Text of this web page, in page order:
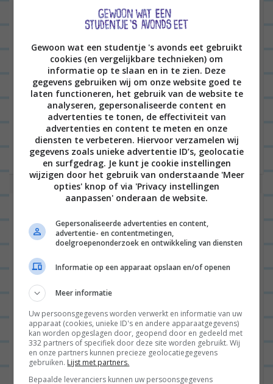
Hallo mooie mensen en welkom bij weer een
blogpost over plaattaart. Plaattaarten zijn helemaal
mijn ding tegenwoordig en dus vind je ze veel
terug op mijn...Lees verder
mozzarella, tomaat en balsamico
Gewoon wat een studentje 's avonds eet gebruikt
cookies (en vergelijkbare technieken) om
informatie op te slaan en in te zien. Deze
gegevens gebruiken wij om onze website goed te
laten functioneren, het gebruik van de website te
analyseren, gepersonaliseerde content en
advertenties te tonen, de effectiviteit van
advertenties en content te meten en onze
diensten te verbeteren. Hiervoor verzamelen wij
gegevens zoals unieke advertentie ID’s, geolocatie
en surfgedrag. Je kunt je cookie instellingen
wijzigen door het gebruik van onderstaande 'Meer
opties' knop of via 'Privacy instellingen
aanpassen' onderaan de website.
Gepersonaliseerde advertenties en content,
advertentie- en contentmetingen,
doelgroepenonderzoek en ontwikkeling van diensten
Informatie op een apparaat opslaan en/of openen
Meer informatie
Uw persoonsgegevens worden verwerkt en informatie van uw
apparaat (cookies, unieke ID's en andere apparaatgegevens)
kan worden opgeslagen door, geopend door en gedeeld met
332 partners of specifiek door deze site worden gebruikt. Wij
en onze partners kunnen precieze geolocatiegegevens
gebruiken. Lijst met partners.
Bepaalde leveranciers kunnen uw persoonsgegevens